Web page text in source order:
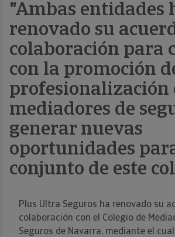
"Ambas entidades
renovado su
colaboración para
con la promoción
profesionalización
mediadores de
generar nuevas
oportunidades
conjunto de este
Plus Ultra Seguros ha renovado su
colaboración con el Colegio de
Seguros de Navarra, mediante el